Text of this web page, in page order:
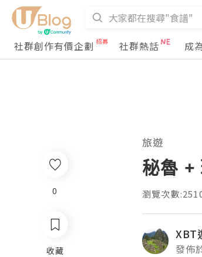
社群創作有價企劃
社群熱話 成
0
收藏
旅遊
秘魯 +
瀏覽次數
XBT
發佈